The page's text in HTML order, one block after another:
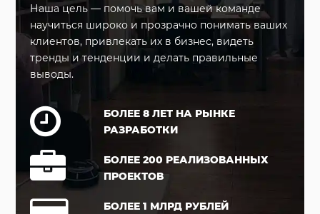
Наша цель — помочь вам и вашей команде
научиться широко и прозрачно понимать ваших
клиентов, привлекать их в бизнес, видеть
тренды и тенденции и делать правильные
выводы.
БОЛЕЕ 8 ЛЕТ НА РЫНКЕ
РАЗРАБОТКИ
БОЛЕЕ 200 РЕАЛИЗОВАННЫХ
ПРОЕКТОВ
БОЛЕЕ 1 МЛРД РУБЛЕЙ